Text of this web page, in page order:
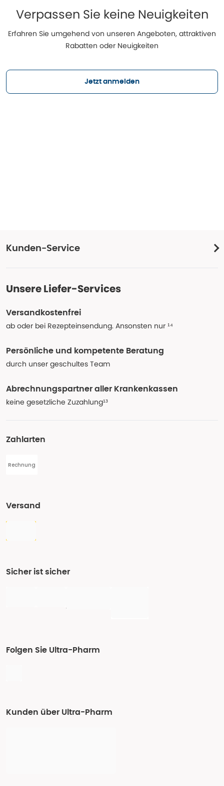
Verpassen Sie keine Neuigkeiten
Erfahren Sie umgehend von unseren Angeboten, attraktiven
Rabatten oder Neuigkeiten
Jetzt anmelden
Kunden-Service
Unsere Liefer-Services
Versandkostenfrei
ab oder bei Rezepteinsendung. Ansonsten nur ¹⁴
Persönliche und kompetente Beratung
durch unser geschultes Team
Abrechnungspartner aller Krankenkassen
keine gesetzliche Zuzahlung¹³
Zahlarten
Rechnung
Versand
Sicher ist sicher
Folgen Sie Ultra-Pharm
Kunden über Ultra-Pharm